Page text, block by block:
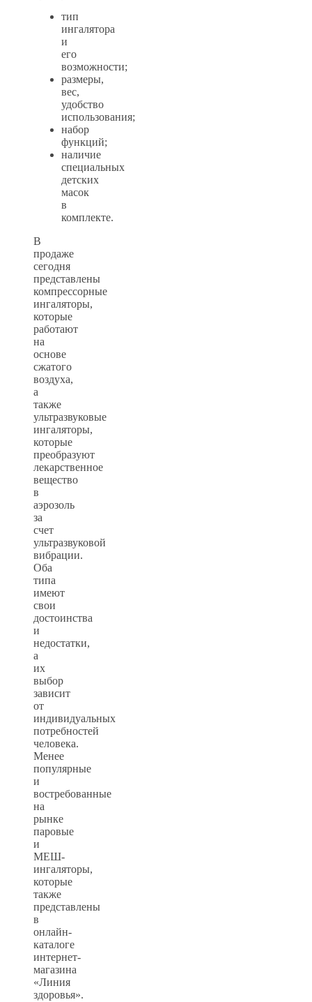
тип
ингалятора
и
его
возможности;
размеры,
вес,
удобство
использования;
набор
функций;
наличие
специальных
детских
масок
в
комплекте.
В
продаже
сегодня
представлены
компрессорные
ингаляторы,
которые
работают
на
основе
сжатого
воздуха,
а
также
ультразвуковые
ингаляторы,
которые
преобразуют
лекарственное
вещество
в
аэрозоль
за
счет
ультразвуковой
вибрации.
Оба
типа
имеют
свои
достоинства
и
недостатки,
а
их
выбор
зависит
от
индивидуальных
потребностей
человека.
Менее
популярные
и
востребованные
на
рынке
паровые
и
МЕШ-
ингаляторы,
которые
также
представлены
в
онлайн-
каталоге
интернет-
магазина
«Линия
здоровья».